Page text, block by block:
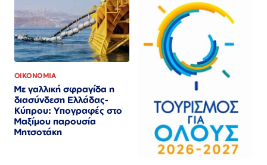
ΟΙΚΟΝΟΜΙΑ
Με γαλλική σφραγίδα η
διασύνδεση Ελλάδας-
Κύπρου: Υπογραφές στο
Μαξίμου παρουσία
Μητσοτάκη